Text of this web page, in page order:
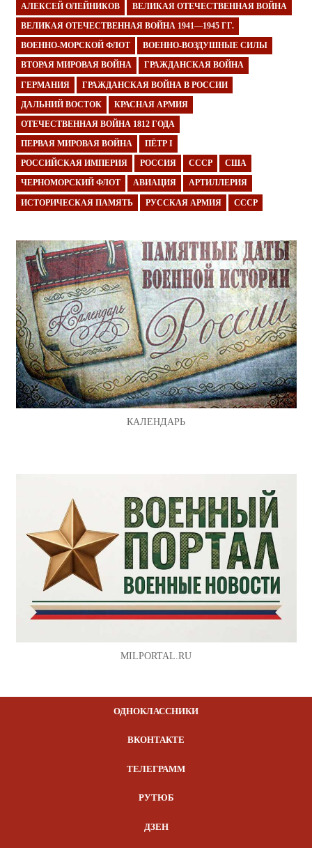
АЛЕКСЕЙ ОЛЕЙНИКОВ ВЕЛИКАЯ ОТЕЧЕСТВЕННАЯ ВОЙНА
ВЕЛИКАЯ ОТЕЧЕСТВЕННАЯ ВОЙНА 1941—1945 ГГ.
ВОЕННО-МОРСКОЙ ФЛОТ ВОЕННО-ВОЗДУШНЫЕ СИЛЫ
ВТОРАЯ МИРОВАЯ ВОЙНА ГРАЖДАНСКАЯ ВОЙНА
ГЕРМАНИЯ ГРАЖДАНСКАЯ ВОЙНА В РОССИИ
ДАЛЬНИЙ ВОСТОК КРАСНАЯ АРМИЯ
ОТЕЧЕСТВЕННАЯ ВОЙНА 1812 ГОДА
ПЕРВАЯ МИРОВАЯ ВОЙНА ПЁТР I
РОССИЙСКАЯ ИМПЕРИЯ РОССИЯ СССР США
ЧЕРНОМОРСКИЙ ФЛОТ АВИАЦИЯ АРТИЛЛЕРИЯ
ИСТОРИЧЕСКАЯ ПАМЯТЬ РУССКАЯ АРМИЯ СССР
КАЛЕНДАРЬ
MILPORTAL.RU
ОДНОКЛАССНИКИ
ВКОНТАКТЕ
ТЕЛЕГРАММ
РУТЮБ
ДЗЕН